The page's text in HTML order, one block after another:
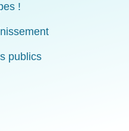
!
publics